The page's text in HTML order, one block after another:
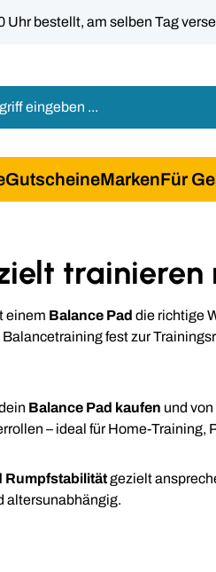
Uhr bestellt, am selben Tag
GutscheineMarkenFür
einem Balance Pad die richtige
fest zur
Balance Pad kaufen und
– ideal für Home-Training,
Rumpfstabilitätgezielt
altersunabhängig.